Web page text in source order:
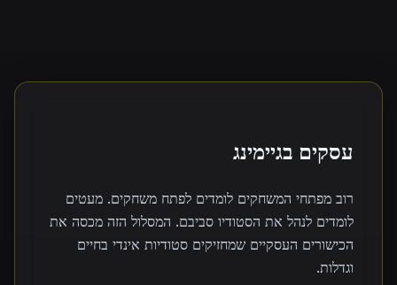
עסקים בגיימינג
רוב מפתחי המשחקים לומדים לפתח משחקים. מעטים
לומדים לנהל את הסטודיו סביבם. המסלול הזה מכסה את
הכישורים העסקיים שמחזיקים סטודיות אינדי בחיים
וגדלות.